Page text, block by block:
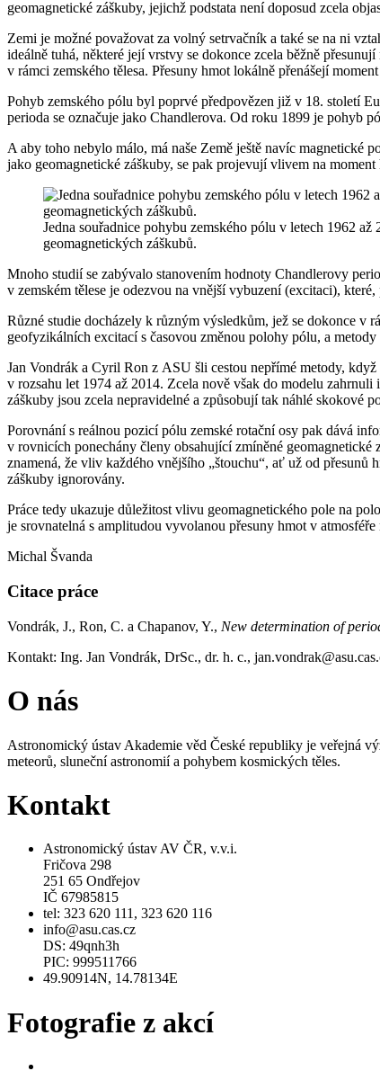
geomagnetické záškuby, jejichž podstata není doposud zcela
Zemi je možné považovat za volný setrvačník a také se na ni
ideálně tuhá, některé její vrstvy se dokonce zcela běžně
v rámci zemského tělesa. Přesuny hmot lokálně přenášejí
Pohyb zemského pólu byl poprvé předpovězen již v 18. století
perioda se označuje jako Chandlerova. Od roku 1899 je pohyb
A aby toho nebylo málo, má naše Země ještě navíc magnetické
jako geomagnetické záškuby, se pak projevují vlivem na
Jedna souřadnice pohybu zemského pólu v letech 1962
geomagnetických záškubů.
Mnoho studií se zabývalo stanovením hodnoty Chandlerovy
v zemském tělese je odezvou na vnější vybuzení (excitaci),
Různé studie docházely k různým výsledkům, jež se dokonce v
geofyzikálních excitací s časovou změnou polohy pólu, a
Jan Vondrák a Cyril Ron z ASU šli cestou nepřímé metody,
v rozsahu let 1974 až 2014. Zcela nově však do modelu
záškuby jsou zcela nepravidelné a způsobují tak náhlé skokové
Porovnání s reálnou pozicí pólu zemské rotační osy pak dává
v rovnicích ponechány členy obsahující zmíněné
znamená, že vliv každého vnějšího „štouchu“, ať už od
záškuby ignorovány.
Práce tedy ukazuje důležitost vlivu geomagnetického pole na
je srovnatelná s amplitudou vyvolanou přesuny hmot v
Michal Švanda
Citace práce
Vondrák, J., Ron, C. a Chapanov, Y., New determination of
Kontakt: Ing. Jan Vondrák, DrSc., dr. h. c.,
O nás
Astronomický ústav Akademie věd České republiky je veřejná
meteorů, sluneční astronomií a pohybem kosmických těles.
Kontakt
Astronomický ústav AV ČR, v.v.i.
Fričova 298
251 65 Ondřejov
IČ 67985815
tel: 323 620 111, 323 620 116
info@asu.cas.cz
DS: 49qnh3h
PIC: 999511766
49.90914N, 14.78134E
Fotografie z akcí